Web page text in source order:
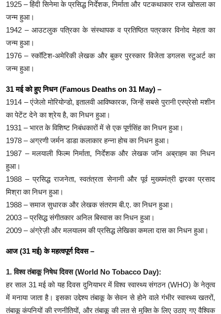
1925 – हिंदी सिनेमा के प्रसिद्ध निर्देशक, निर्माता और पटकथाकार राज खोसला का
जन्म हुआ।
1942 – आउटलुक पत्रिका के संस्थापक व प्रतिष्ठित पत्रकार विनोद मेहता का
जन्म हुआ।
1976 – स्कॉटिश-अमेरिकी लेखक और बुकर पुरस्कार विजेता डगलस स्टुअर्ट का
जन्म हुआ।
31 मई को हुए निधन (Famous Deaths on 31 May) –
1914 – एंजेलो मोरियोन्डो, इतालवी आविष्कारक, जिन्हें सबसे पुरानी एस्प्रेसो मशीन
का पेटेंट देने का श्रेय है, का निधन हुआ।
1931 – भारत के विशिष्ट निबंधकारों में से एक पूर्णसिंह का निधन हुआ।
1978 – अग्रणी जर्मन डाडा कलाकार हन्ना होच का निधन हुआ।
1987 – मलयाली फिल्म निर्माता, निर्देशक और लेखक जॉन अब्राहम का निधन
हुआ।
1988 – प्रसिद्ध राजनेता, स्वतंत्रता सेनानी और पूर्व मुख्यमंत्री द्वारका प्रसाद
मिश्रा का निधन हुआ।
1988 – समाज सुधारक और लेखक संतराम बी.ए. का निधन हुआ।
2003 – प्रसिद्ध संगीतकार अनिल बिस्वास का निधन हुआ।
2009 – अंग्रेज़ी और मलयालम की प्रसिद्ध लेखिका कमला दास का निधन हुआ।
आज (31 मई) के महत्वपूर्ण दिवस –
1. विश्व तंबाकू निषेध दिवस (World No Tobacco Day):
हर साल 31 मई को यह दिवस दुनियाभर में विश्व स्वास्थ्य संगठन (WHO) के नेतृत्व
में मनाया जाता है। इसका उद्देश्य तंबाकू के सेवन से होने वाले गंभीर स्वास्थ्य खतरों,
तंबाकू कंपनियों की रणनीतियों, और तंबाकू की लत से मुक्ति के लिए उठाए गए वैश्विक